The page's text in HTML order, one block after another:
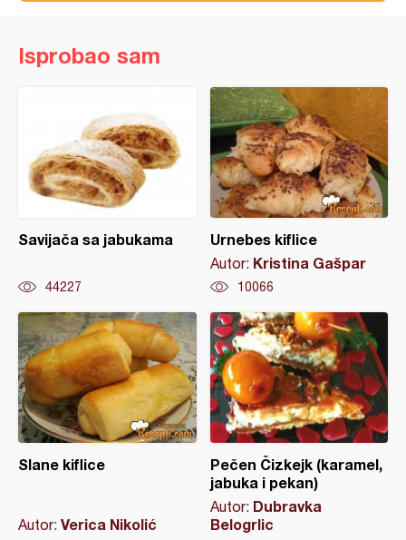
Isprobao sam
Savijača sa jabukama
44227
Urnebes kiflice
Autor: Kristina Gašpar
10066
Slane kiflice
Autor: Verica Nikolić
Pečen Čizkejk (karamel,
jabuka i pekan)
Autor: Dubravka
Belogrlic